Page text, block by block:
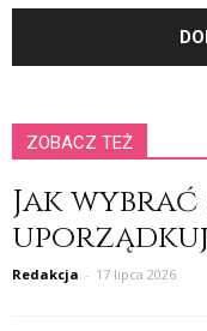
ZOBACZ TEŻ
Jak
Redakcja - 17 lipca 2026